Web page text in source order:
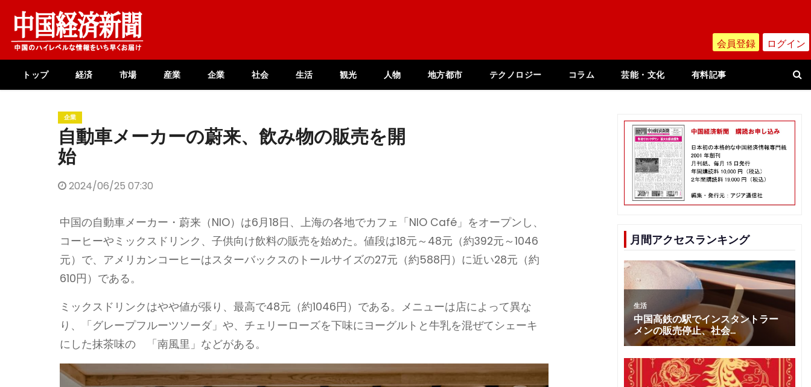
content
会員登録 ログイン
トップ 経済 市場 産業 企業 社会 生活 観光 人物 地方都市 テクノロジー コラム 芸能・文化 有料記事
企業
自動車メーカーの蔚来、飲み物の販売を開
始
2024/06/25 07:30
中国の自動車メーカー・蔚来（NIO）は6月18日、上海の各地でカフェ「NIO Café」をオープンし、
コーヒーやミックスドリンク、子供向け飲料の販売を始めた。値段は18元～48元（約392元～1046
元）で、アメリカンコーヒーはスターバックスのトールサイズの27元（約588円）に近い28元（約
610円）である。
ミックスドリンクはやや値が張り、最高で48元（約1046円）である。メニューは店によって異な
り、「グレープフルーツソーダ」や、チェリーローズを下味にヨーグルトと牛乳を混ぜてシェーキ
にした抹茶味の 「南風里」などがある。
月間アクセスランキング